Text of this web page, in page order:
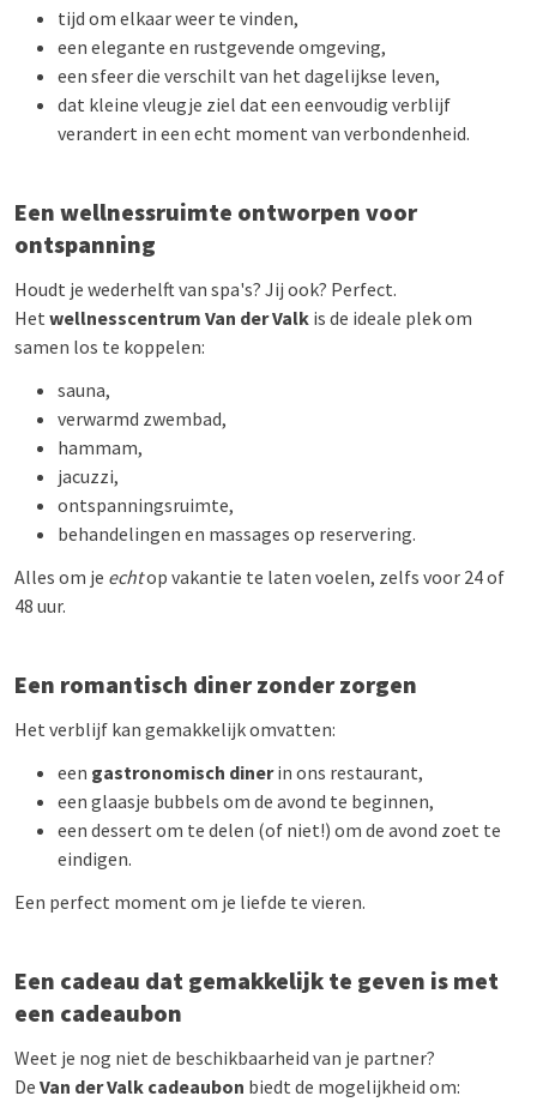
tijd om elkaar weer te vinden,
een elegante en rustgevende omgeving,
een sfeer die verschilt van het dagelijkse leven,
dat kleine vleugje ziel dat een eenvoudig verblijf
verandert in een echt moment van verbondenheid.
Een wellnessruimte ontworpen voor
ontspanning
Houdt je wederhelft van spa's? Jij ook? Perfect.
Het wellnesscentrum Van der Valk is de ideale plek om
samen los te koppelen:
sauna,
verwarmd zwembad,
hammam,
jacuzzi,
ontspanningsruimte,
behandelingen en massages op reservering.
Alles om je echtop vakantie te laten voelen, zelfs voor 24 of
48 uur.
Een romantisch diner zonder zorgen
Het verblijf kan gemakkelijk omvatten:
een gastronomisch dinerin ons restaurant,
een glaasje bubbels om de avond te beginnen,
een dessert om te delen (of niet!) om de avond zoet te
eindigen.
Een perfect moment om je liefde te vieren.
Een cadeau dat gemakkelijk te geven is met
een cadeaubon
Weet je nog niet de beschikbaarheid van je partner?
De Van der Valk cadeaubon biedt de mogelijkheid om: